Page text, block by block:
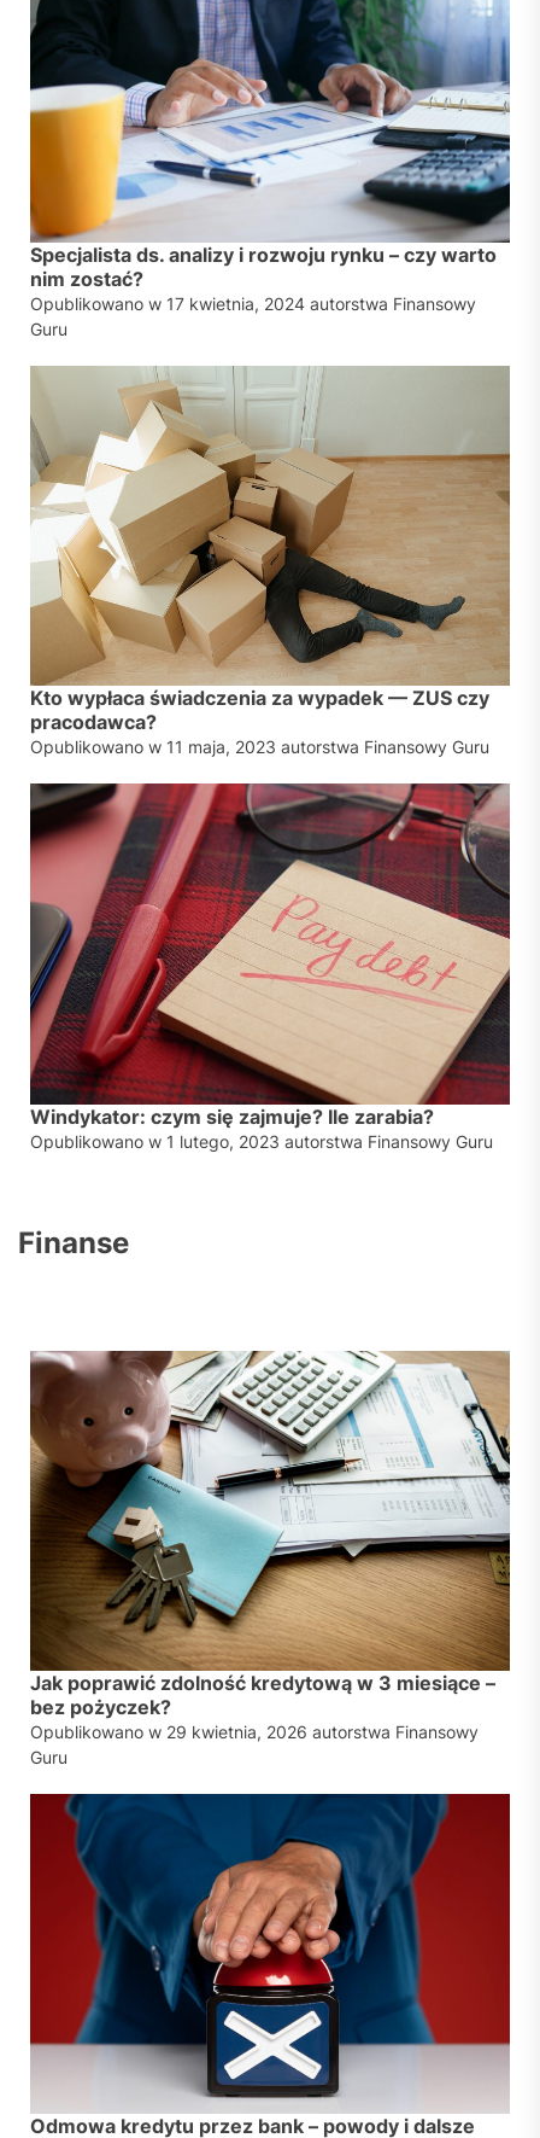
Specjalista ds. analizy i rozwoju rynku – czy warto
nim zostać?
Opublikowano w 17 kwietnia, 2024 autorstwa Finansowy
Guru
Kto wypłaca świadczenia za wypadek — ZUS czy
pracodawca?
Opublikowano w 11 maja, 2023 autorstwa Finansowy Guru
Windykator: czym się zajmuje? Ile zarabia?
Opublikowano w 1 lutego, 2023 autorstwa Finansowy Guru
Finanse
Jak poprawić zdolność kredytową w 3 miesiące –
bez pożyczek?
Opublikowano w 29 kwietnia, 2026 autorstwa Finansowy
Guru
Odmowa kredytu przez bank – powody i dalsze